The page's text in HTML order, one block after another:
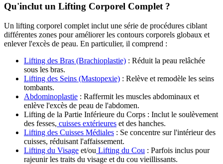
Qu'inclut un Lifting Corporel Complet ?
Un lifting corporel complet inclut une série de procédures ciblant
différentes zones pour améliorer les contours corporels globaux et
enlever l'excès de peau. En particulier, il comprend :
Lifting des Bras (Brachioplastie) : Réduit la peau relâchée
sous les bras.
Lifting des Seins (Mastopexie) : Relève et remodèle les seins
tombants.
Abdominoplastie : Raffermit les muscles abdominaux et
enlève l'excès de peau de l'abdomen.
Lifting de la Partie Inférieure du Corps : Inclut le soulèvement
des fesses, cuisses extérieures et des hanches.
Lifting des Cuisses Médiales : Se concentre sur l'intérieur des
cuisses, réduisant l'affaissement.
Lifting du Visage et/ou Lifting du Cou : Parfois inclus pour
rajeunir les traits du visage et du cou vieillissants.